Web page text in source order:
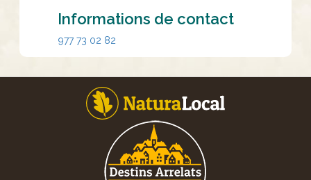
Informations de contact
977 73 02 82